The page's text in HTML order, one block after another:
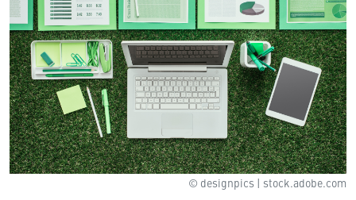
© designpics | stock.adobe.com